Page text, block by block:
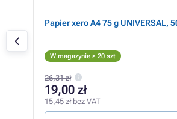
Papier xero A4 75 g UNIVERSAL,
W magazynie > 20 szt
26,31 zł
19,00 zł
15,45 zł bez VAT